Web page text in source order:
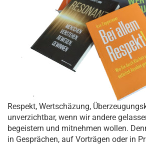
Respekt, Wertschäzung,
unverzichtbar, wenn wir andere
begeistern und mitnehmen wollen.
in Gesprächen, auf Vorträgen oder in